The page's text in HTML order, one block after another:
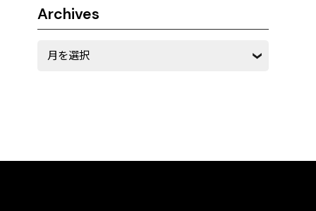
Archives
Archives